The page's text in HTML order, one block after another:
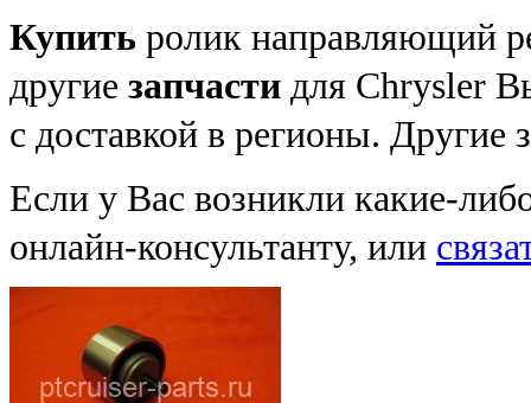
Купить ролик направляющий
другие запчасти для Chrysler
с доставкой в регионы. Другие
Если у Вас возникли какие-
онлайн-консультанту, или